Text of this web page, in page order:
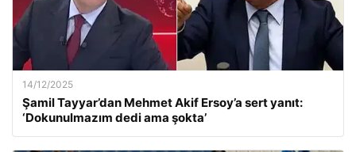
14/12/2025
Şamil Tayyar’dan Mehmet Akif Ersoy’a sert yanıt:
‘Dokunulmazım dedi ama şokta’